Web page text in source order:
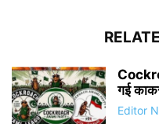
गई
Editor